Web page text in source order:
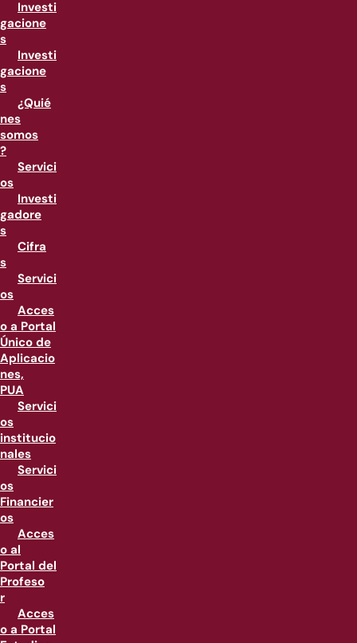
Investi
gacione
s
Investi
gacione
s
¿Quié
nes
somos
?
Servici
os
Investi
gadore
s
Cifra
s
Servici
os
Acces
o a Portal
Único de
Aplicacio
nes,
PUA
Servici
os
institucio
nales
Servici
os
Financier
os
Acces
o al
Portal del
Profeso
r
Acces
o a Portal